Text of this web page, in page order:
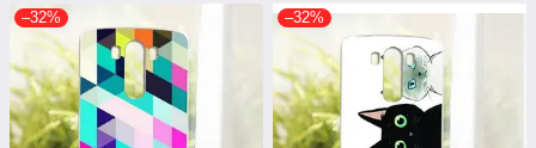
–32% –32%